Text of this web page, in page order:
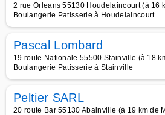
2 rue Orleans 55130 Houdelaincourt (à 16
Boulangerie Patisserie à Houdelaincourt
Pascal Lombard
19 route Nationale 55500 Stainville (à 18
Boulangerie Patisserie à Stainville
Peltier SARL
20 route Bar 55130 Abainville (à 19 km de